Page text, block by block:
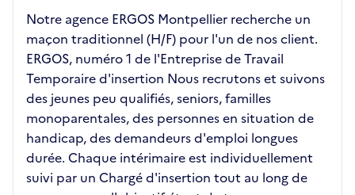
Notre agence ERGOS Montpellier recherche un
maçon traditionnel (H/F) pour l'un de nos client.
ERGOS, numéro 1 de l'Entreprise de Travail
Temporaire d'insertion Nous recrutons et suivons
des jeunes peu qualifiés, seniors, familles
monoparentales, des personnes en situation de
handicap, des demandeurs d'emploi longues
durée. Chaque intérimaire est individuellement
suivi par un Chargé d'insertion tout au long de